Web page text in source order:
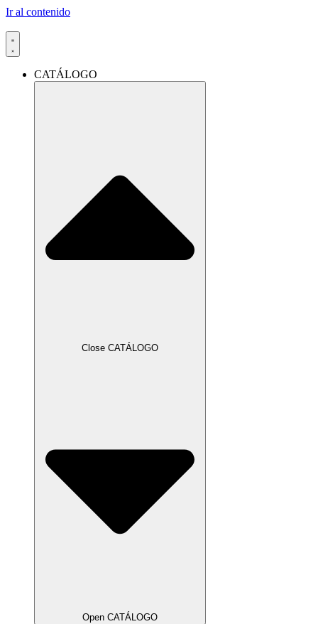
Ir al contenido
CATÁLOGO
Close CATÁLOGO
Open CATÁLOGO